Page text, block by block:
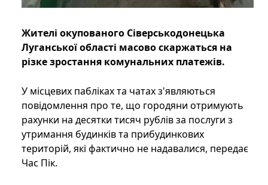
Жителі окупованого Сіверськодонецька
Луганської області масово скаржаться на
різке зростання комунальних платежів.
У місцевих пабліках та чатах з'являються
повідомлення про те, що городяни отримують
рахунки на десятки тисяч рублів за послуги з
утримання будинків та прибудинкових
територій, які фактично не надавалися, передає
Час Пік.